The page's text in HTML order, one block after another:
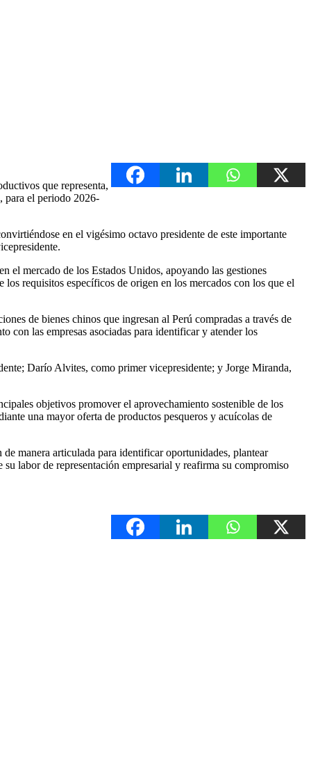
que representa,
para el periodo 2026-
en el vigésimo octavo presidente de este importante
el mercado de los Estados Unidos, apoyando las gestiones
requisitos específicos de origen en los mercados con los que el
de bienes chinos que ingresan al Perú compradas a través de
con las empresas asociadas para identificar y atender los
Darío Alvites, como primer vicepresidente; y Jorge Miranda,
objetivos promover el aprovechamiento sostenible de los
una mayor oferta de productos pesqueros y acuícolas de
manera articulada para identificar oportunidades, plantear
labor de representación empresarial y reafirma su compromiso